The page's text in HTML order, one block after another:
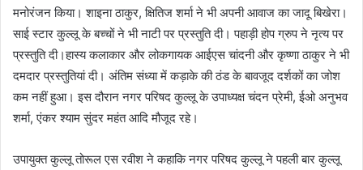
मनोरंजन किया। शाइना ठाकुर, क्षितिज शर्मा ने भी अपनी आवाज का जादू बिखेरा।
साई स्टार कुल्लू के बच्चों ने भी नाटी पर प्रस्तुति दी। पहाड़ी होप ग्रुप ने नृत्य पर
प्रस्तुति दी।हास्य कलाकार और लोकगायक आईएस चांदनी और कृष्णा ठाकुर ने भी
दमदार प्रस्तुतियां दी। अंतिम संध्या में कड़ाके की ठंड के बावजूद दर्शकों का जोश
कम नहीं हुआ। इस दौरान नगर परिषद कुल्लू के उपाध्यक्ष चंदन प्रेमी, ईओ अनुभव
शर्मा, एंकर श्याम सुंदर महंत आदि मौजूद रहे।
उपायुक्त कुल्लू तोरूल एस रवीश ने कहाकि नगर परिषद कुल्लू ने पहली बार कुल्लू